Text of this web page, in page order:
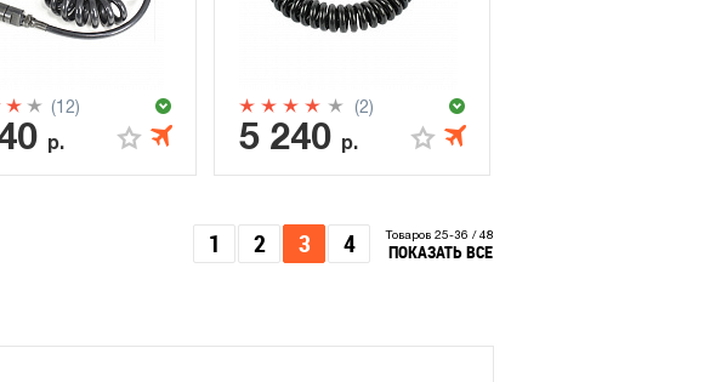
(12)
р.
(2)
5 240 р.
1 2 3 4 Товаров 25-36 / 48
ПОКАЗАТЬ ВСЕ